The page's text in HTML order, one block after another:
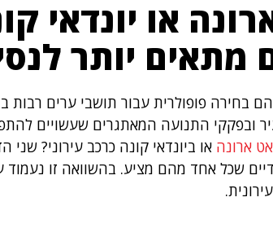
או יונדאי
מתאים יותר
הם בחירה פופולרית עבור תושבי ערים
ובפקקי התנועה המאתגרים שעשויים
ארונה או ביונדאי קונה כרכב עירוני?
שכל אחד מהם מציע. בהשוואה זו